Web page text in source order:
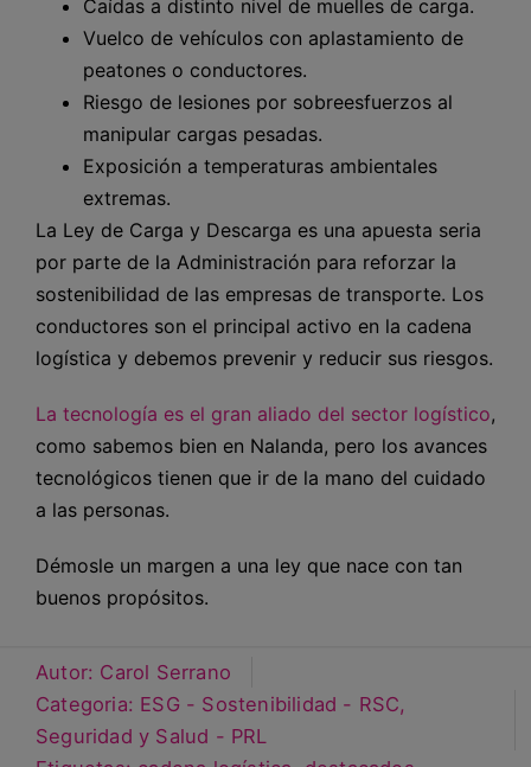
Caídas a distinto nivel de muelles de carga.
Vuelco de vehículos con aplastamiento de
peatones o conductores.
Riesgo de lesiones por sobreesfuerzos al
manipular cargas pesadas.
Exposición a temperaturas ambientales
extremas.
La Ley de Carga y Descarga es una apuesta seria
por parte de la Administración para reforzar la
sostenibilidad de las empresas de transporte. Los
conductores son el principal activo en la cadena
logística y debemos prevenir y reducir sus riesgos.
La tecnología es el gran aliado del sector logístico,
como sabemos bien en Nalanda, pero los avances
tecnológicos tienen que ir de la mano del cuidado
a las personas.
Démosle un margen a una ley que nace con tan
buenos propósitos.
Autor: Carol Serrano
Categoria: ESG - Sostenibilidad - RSC,
Seguridad y Salud - PRL